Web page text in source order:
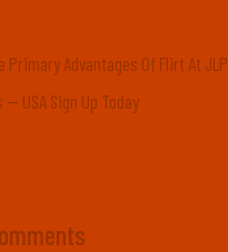
Primary Advantages Of Flirt At
USA Sign Up Today